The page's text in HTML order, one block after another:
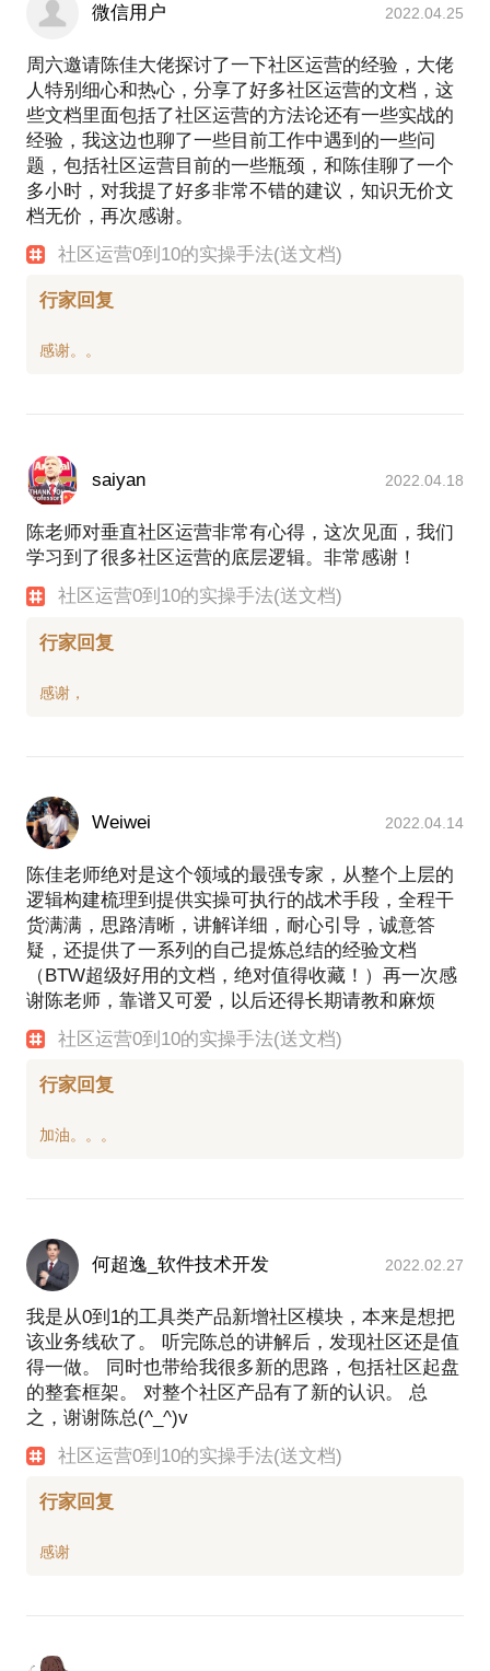
微信用户 2022.04.25
周六邀请陈佳大佬探讨了一下社区运营的经验，大佬
人特别细心和热心，分享了好多社区运营的文档，这
些文档里面包括了社区运营的方法论还有一些实战的
经验，我这边也聊了一些目前工作中遇到的一些问
题，包括社区运营目前的一些瓶颈，和陈佳聊了一个
多小时，对我提了好多非常不错的建议，知识无价文
档无价，再次感谢。
社区运营0到10的实操手法(送文档)
行家回复
saiyan 2022.04.18
陈老师对垂直社区运营非常有心得，这次见面，我们
学习到了很多社区运营的底层逻辑。非常感谢！
社区运营0到10的实操手法(送文档)
行家回复
Weiwei 2022.04.14
陈佳老师绝对是这个领域的最强专家，从整个上层的
逻辑构建梳理到提供实操可执行的战术手段，全程干
货满满，思路清晰，讲解详细，耐心引导，诚意答
疑，还提供了一系列的自己提炼总结的经验文档
（BTW超级好用的文档，绝对值得收藏！）再一次感
谢陈老师，靠谱又可爱，以后还得长期请教和麻烦
社区运营0到10的实操手法(送文档)
行家回复
何超逸_软件技术开发 2022.02.27
我是从0到1的工具类产品新增社区模块，本来是想把
该业务线砍了。 听完陈总的讲解后，发现社区还是值
得一做。 同时也带给我很多新的思路，包括社区起盘
的整套框架。 对整个社区产品有了新的认识。 总
之，谢谢陈总(^_^)v
社区运营0到10的实操手法(送文档)
行家回复